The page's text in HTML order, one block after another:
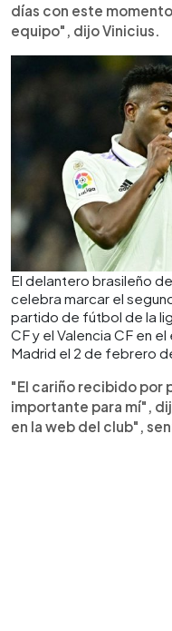
días con este
equipo", dijo Vinicius.
El delantero brasileño
celebra marcar el
partido de fútbol de la
CF y el Valencia CF en
Madrid el 2 de febrero
"El cariño recibido por
importante para mí",
en la web del club",